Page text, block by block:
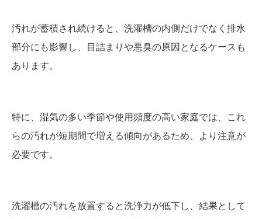
汚れが蓄積され続けると、洗濯槽の内側だけでなく排水
部分にも影響し、目詰まりや悪臭の原因となるケースも
あります。
特に、湿気の多い季節や使用頻度の高い家庭では、これ
らの汚れが短期間で増える傾向があるため、より注意が
必要です。
洗濯槽の汚れを放置すると洗浄力が低下し、結果として